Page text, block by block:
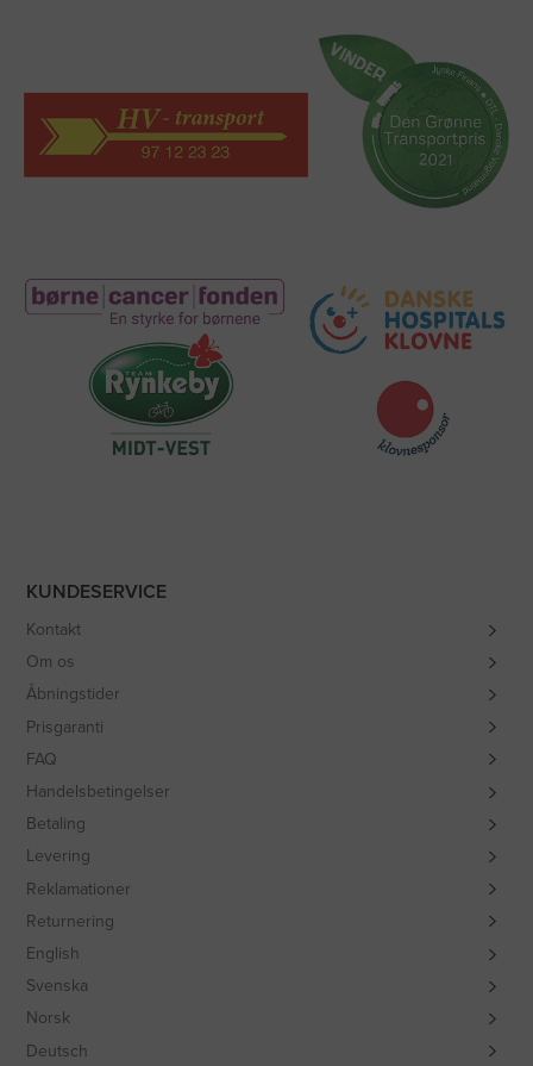
KUNDESERVICE
Kontakt
Om os
Åbningstider
Prisgaranti
FAQ
Handelsbetingelser
Betaling
Levering
Reklamationer
Returnering
English
Svenska
Norsk
Deutsch